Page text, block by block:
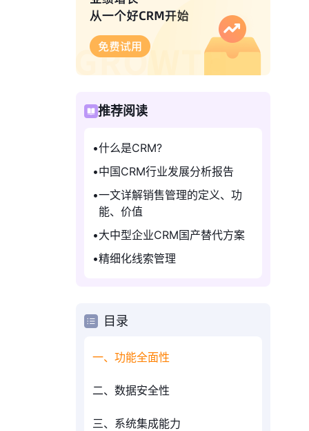
推荐阅读
什么是CRM?
中国CRM行业发展分析报告
一文详解销售管理的定义、功
能、价值
大中型企业CRM国产替代方案
精细化线索管理
目录
一、功能全面性
二、数据安全性
三、系统集成能力